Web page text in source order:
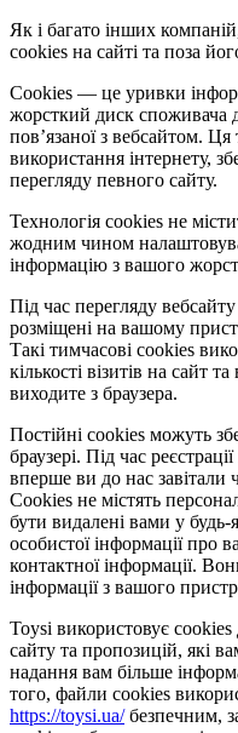
Як і багато інших
cookies на сайті та поза
Cookies — це уривки
жорсткий диск споживача
пов’язаної з вебсайтом.
використання інтернету,
перегляду певного сайту.
Технологія cookies не
жодним чином
інформацію з вашого
Під час перегляду
розміщені на вашому
Такі тимчасові cookies
кількості візитів на сайт
виходите з браузера.
Постійні cookies можуть
браузері. Під час
вперше ви до нас завітали
Cookies не містять
бути видалені вами у
особистої інформації про
контактної інформації.
інформації з вашого
Toysi використовує
сайту та пропозицій, які
надання вам більше
того, файли cookies
https://toysi.ua/безпечним,